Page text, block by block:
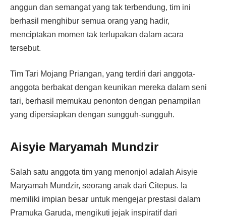
anggun dan semangat yang tak terbendung, tim ini
berhasil menghibur semua orang yang hadir,
menciptakan momen tak terlupakan dalam acara
tersebut.
Tim Tari Mojang Priangan, yang terdiri dari anggota-
anggota berbakat dengan keunikan mereka dalam seni
tari, berhasil memukau penonton dengan penampilan
yang dipersiapkan dengan sungguh-sungguh.
Aisyie Maryamah Mundzir
Salah satu anggota tim yang menonjol adalah Aisyie
Maryamah Mundzir, seorang anak dari Citepus. Ia
memiliki impian besar untuk mengejar prestasi dalam
Pramuka Garuda, mengikuti jejak inspiratif dari